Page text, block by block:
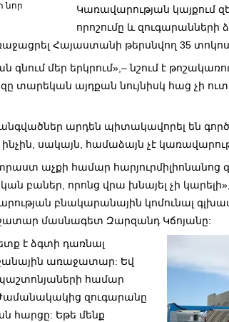
նոր
Կառավարության կայքում
որոշումը և
Հայաստանի թերսնվող 35
մեր երկրում»,– նշում է
տարեկան այդքան նույնիսկ հաց չի
արդեն պիտակավորել են
ինչին, սակայն, համաձայն չէ
աչքի համար հարյուրմիլիոնանոց
բաներ, որոնց վրա խնայել չի
բնակարանային կոմունալ
մասնագետ Զարզանդ Կճոյանը:
է ձգտի դառնալ
առաջատար: Եվ
համար
Ժամանակակից զուգարանը
հարցը: Եթե մենք